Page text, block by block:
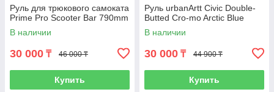
Руль для трюкового самоката
Prime Pro Scooter Bar 790mm
В наличии
30 000 ₸ 46 000 ₸
Купить
Руль urbanArtt Civic Double-
Butted Cro-mo Arctic Blue
В наличии
30 000 ₸ 44 900 ₸
Купить